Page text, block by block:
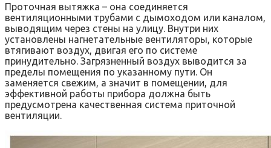
Проточная вытяжка – она соединяется
вентиляционными трубами с дымоходом или каналом,
выводящим через стены на улицу. Внутри них
установлены нагнетательные вентиляторы, которые
втягивают воздух, двигая его по системе
принудительно. Загрязненный воздух выводится за
пределы помещения по указанному пути. Он
заменяется свежим, а значит в помещении, для
эффективной работы прибора должна быть
предусмотрена качественная система приточной
вентиляции.